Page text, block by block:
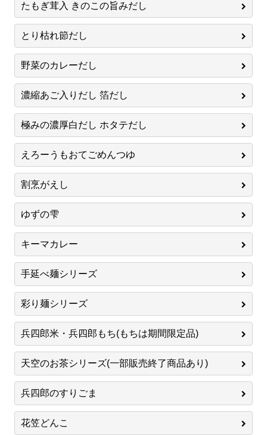
たもぎ茸入 きのこの旨みだし
とり枯れ節だし
野菜のカレーだし
濃縮あご入りだし 箔だし
極みの濃厚白だし ホタテだし
えろーうもおてごめんつゆ
割烹がえし
ゆずの雫
キーマカレー
手延べ麺シリーズ
彩り麺シリーズ
兵四郎米・兵四郎もち(もちは期間限定品)
天空のお茶シリーズ(一部販売終了商品あり)
兵四郎のすりごま
花笠どんこ